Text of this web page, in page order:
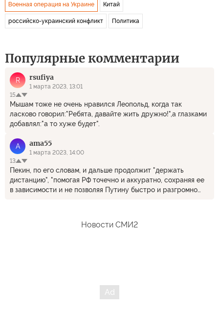
Военная операция на Украине Китай
российско-украинский конфликт Политика
Популярные комментарии
R rsufiya
1 марта 2023, 13:01
15
Мышам тоже не очень нравился Леопольд, когда так
ласково говорил:"Ребята, давайте жить дружно!",а глазками
добавлял:"а то хуже будет".
A ama55
1 марта 2023, 14:00
13
Пекин, по его словам, и дальше продолжит "держать
дистанцию", "помогая РФ точечно и аккуратно, сохраняя ее
в зависимости и не позволяя Путину быстро и разгромно
Новости СМИ2